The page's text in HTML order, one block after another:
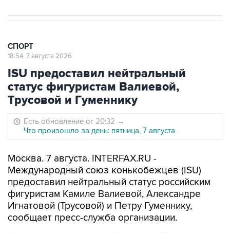
СПОРТ
18:54, 7 августа 2026
ISU предоставил нейтральный
статус фигуристам Валиевой,
Трусовой и Гуменнику
Есть обновление от 20:32 →
Что произошло за день: пятница, 7 августа
Москва. 7 августа. INTERFAX.RU -
Международный союз конькобежцев (ISU)
предоставил нейтральный статус российским
фигуристам Камиле Валиевой, Александре
Игнатовой (Трусовой) и Петру Гуменнику,
сообщает пресс-служба организации.